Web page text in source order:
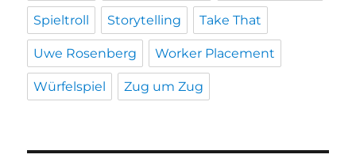
Spieltroll Storytelling Take That
Uwe Rosenberg Worker Placement
Würfelspiel Zug um Zug